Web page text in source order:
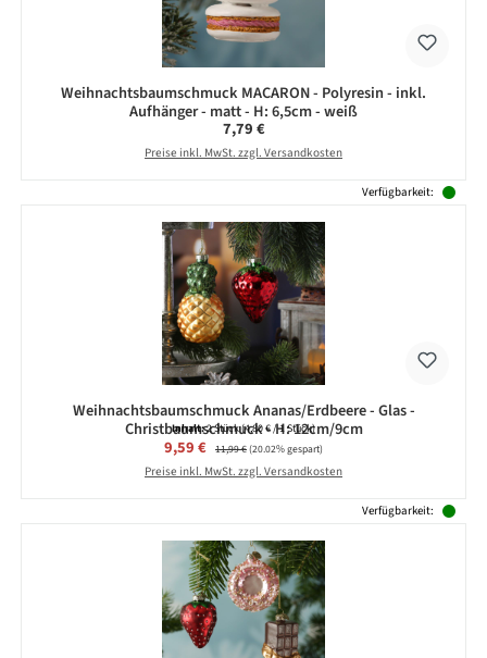
Weihnachtsbaumschmuck MACARON - Polyresin - inkl.
Aufhänger - matt - H: 6,5cm - weiß
Regulärer Preis:
7,79 €
Preise inkl. MwSt. zzgl. Versandkosten
Verfügbarkeit:
Weihnachtsbaumschmuck Ananas/Erdbeere - Glas -
Christbaumschmuck - H: 12cm/9cm
Inhalt:2 Stück(4,80 € / 1 Stück)
Verkaufspreis:
9,59 € Regulärer Preis:
11,99 €(20.02% gespart)
Preise inkl. MwSt. zzgl. Versandkosten
Verfügbarkeit: